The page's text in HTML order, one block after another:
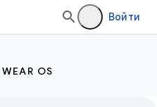
Войти
WEAR OS